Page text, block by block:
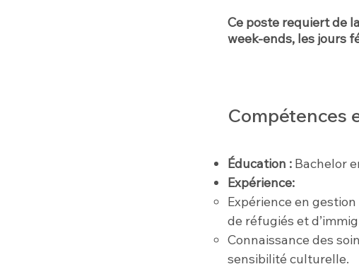
Ce poste requiert de
week-ends, les jours
Compétences
Éducation : Bachelor
Expérience:
Expérience en
de réfugiés et
Connaissance des
sensibilité culturelle.